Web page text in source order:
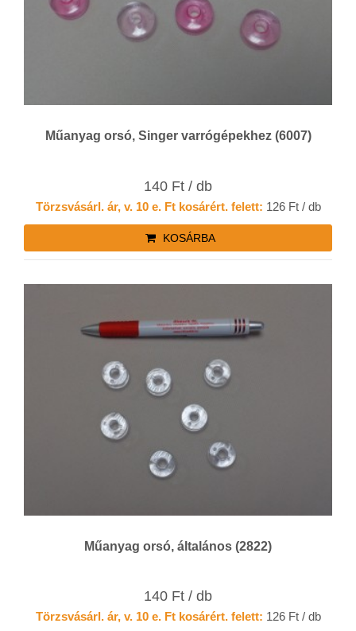
Műanyag orsó, Singer varrógépekhez (6007)
140 Ft / db
Törzsvásárl. ár, v. 10 e. Ft kosárért. felett: 126 Ft / db
KOSÁRBA
Műanyag orsó, általános (2822)
140 Ft / db
Törzsvásárl. ár, v. 10 e. Ft kosárért. felett: 126 Ft / db